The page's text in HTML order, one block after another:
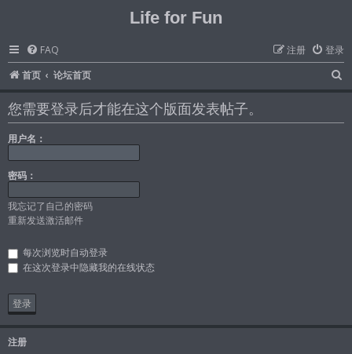
Life for Fun
FAQ 登录
注册
首页
论坛首页
索
您需要登录后才能在这个版面发表帖子。
用户名：
密码：
我忘记了自己的密码
重新发送激活邮件
每次浏览时自动登录
在这次登录中隐藏我的在线状态
注册